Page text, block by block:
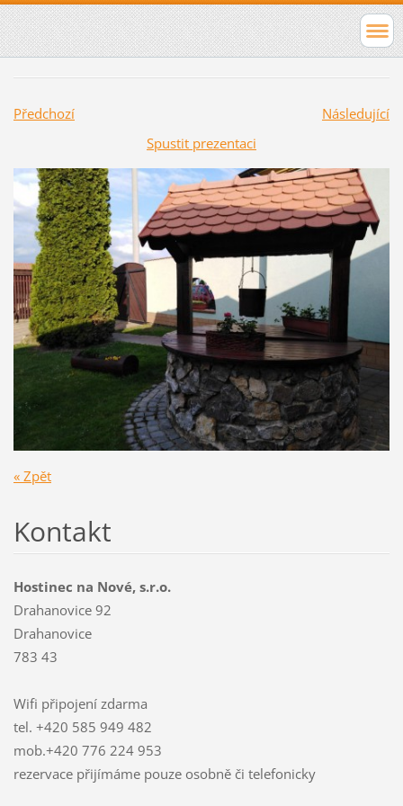
Předchozí
Následující
Spustit prezentaci
« Zpět
Kontakt
Hostinec na Nové, s.r.o.
Drahanovice 92
Drahanovice
783 43
Wifi připojení zdarma
tel. +420 585 949 482
mob.+420 776 224 953
rezervace přijímáme pouze osobně či telefonicky